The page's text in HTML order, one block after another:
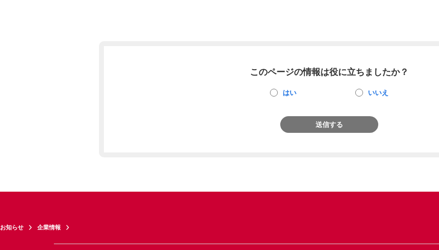
このページの情報は役に立ちましたか？
はい いいえ
送信する
お知らせ 企業情報